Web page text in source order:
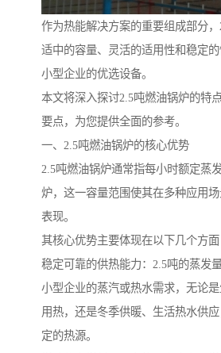
作为热能解决方案的重要组成部分
适中的容量、灵活的适用性和稳定
小型企业的优选设备。
本文将深入探讨2.5吨燃油锅炉的特
要点，为您提供全面的参考。
一、2.5吨燃油锅炉的核心优势
2.5吨燃油锅炉通常指每小时额定蒸
炉，这一容量范围使其在多种应用
表现。
其核心优势主要体现在以下几个方面
稳定可靠的供热能力：2.5吨的蒸发
小型企业的蒸汽或热水需求，无论
用热，还是冬季供暖、生活热水供
定的热源。